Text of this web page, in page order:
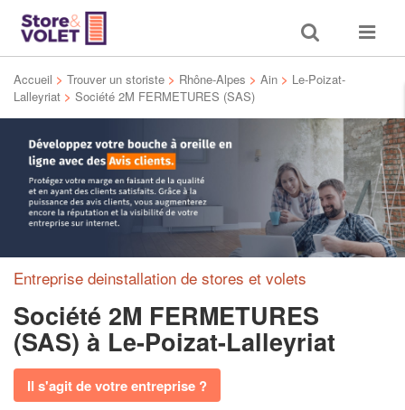
Toggle
search
Toggle
Accueil > Trouver un storiste > Rhône-Alpes > Ain > Le-Poizat-
Lalleyriat > Société 2M FERMETURES (SAS)
Entreprise deinstallation de stores et volets
Société 2M FERMETURES
(SAS) à Le-Poizat-Lalleyriat
Il s'agit de votre entreprise ?